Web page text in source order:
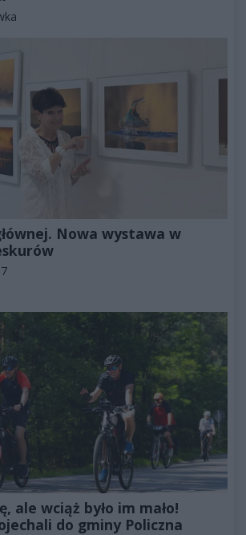
Nowa wystawa w
ale wciąż było im mało!
do gminy Policzna